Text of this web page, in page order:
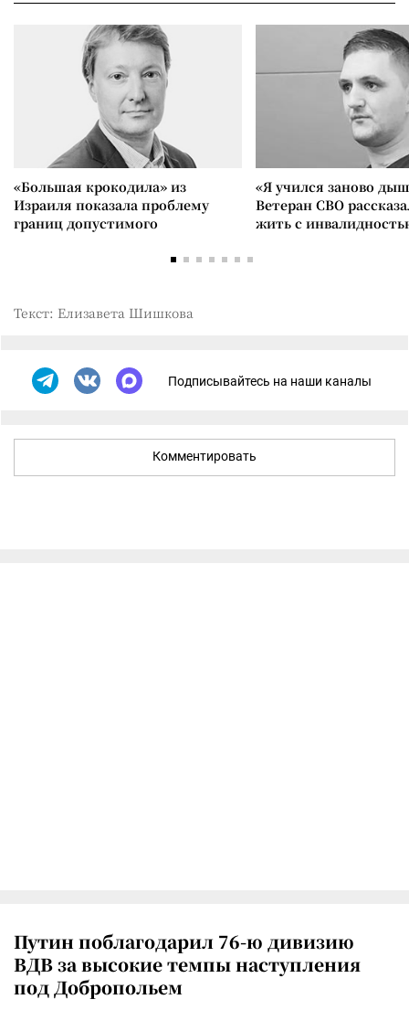
«Большая крокодила» из
Израиля показала проблему
границ допустимого
«Я учился заново
Ветеран СВО
жить с
Текст: Елизавета Шишкова
Подписывайтесь на наши каналы
Комментировать
Путин поблагодарил 76-ю дивизию
ВДВ за высокие темпы наступления
под Добропольем